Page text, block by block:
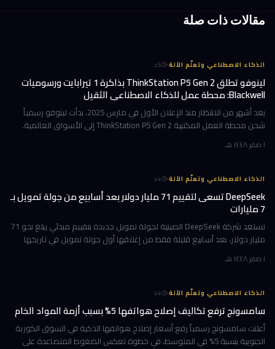
مقالات ذات صلة
الذكاء الاصطناعي وتعلّم الآلة·
5د
لينوفو تطلق ThinkStation P5 Gen 2 بذاكرة 1 تيرابايت ورسوميات
Blackwell: محطة عمل للذكاء الاصطناعي الثقيل
بعد أشهر من الانتظار منذ الإعلان الأول في مارس 2025، بدأت لينوفو رسمياً
شحن محطة العمل المكتبية ThinkStation P5 Gen 2 إلى الأسواق العالمية.
١ صفر ١٤٤٨ هـ
الذكاء الاصطناعي وتعلّم الآلة·
4د
DeepSeek تسعى لتقييم 71 مليار دولار بعد أسابيع من جولة تمويل بـ
7 مليارات
تستعد شركة DeepSeek الصينية لجولة تمويل جديدة بتقييم مبدئي يبلغ نحو 71
مليار دولار، بعد أسابيع قليلة فقط من إغلاقها أول جولة تمويل في تاريخها
١ صفر ١٤٤٨ هـ
الذكاء الاصطناعي وتعلّم الآلة·
4د
سامسونج ترفع تكاليف إصلاح هواتفها 5% بسبب أزمة المواد الخام
أعلنت سامسونج رسمياً رفع أسعار إصلاح هواتفها الذكية في السوق الكورية
الجنوبية بنسبة 5% في المتوسط، في خطوة تعكس الضغوط المتصاعدة على